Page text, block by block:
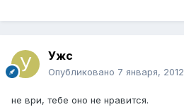
Ужс
Опубликовано 7 января, 2012
не ври, тебе оно не нравится.